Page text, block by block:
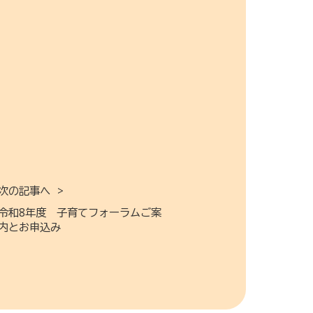
の記事へ
和8年度 子育てフォーラムご案
とお申込み